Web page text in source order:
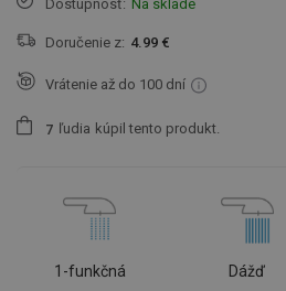
Dostupnosť: Na sklade
Doručenie z: 4.99 €
Vrátenie až do 100 dní
7 ľudia kúpil tento produkt.
1-funkčná Dážď